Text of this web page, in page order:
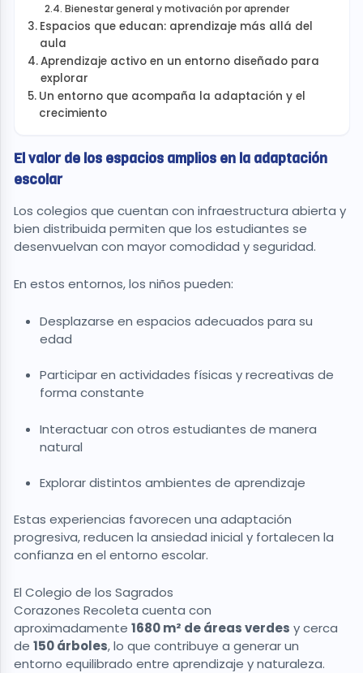
Bienestar general y motivación por aprender
Espacios que educan: aprendizaje más allá del
aula
Aprendizaje activo en un entorno diseñado para
explorar
Un entorno que acompaña la adaptación y el
crecimiento
El valor de los espacios amplios en la adaptación
escolar
Los colegios que cuentan con infraestructura abierta y
bien distribuida permiten que los estudiantes se
desenvuelvan con mayor comodidad y seguridad.
En estos entornos, los niños pueden:
Desplazarse en espacios adecuados para su
edad
Participar en actividades físicas y recreativas de
forma constante
Interactuar con otros estudiantes de manera
natural
Explorar distintos ambientes de aprendizaje
Estas experiencias favorecen una adaptación
progresiva, reducen la ansiedad inicial y fortalecen la
confianza en el entorno escolar.
El Colegio de los Sagrados
Corazones Recoleta cuenta con
aproximadamente 1680 m² de áreas verdes y cerca
de 150 árboles, lo que contribuye a generar un
entorno equilibrado entre aprendizaje y naturaleza.